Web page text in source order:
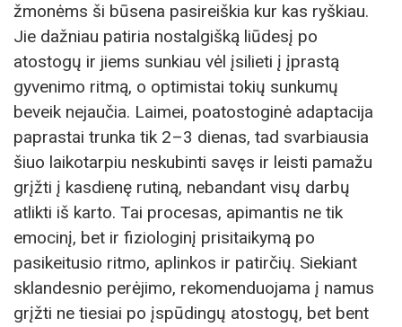
žmonėms ši būsena pasireiškia kur kas ryškiau.
Jie dažniau patiria nostalgišką liūdesį po
atostogų ir jiems sunkiau vėl įsilieti į įprastą
gyvenimo ritmą, o optimistai tokių sunkumų
beveik nejaučia. Laimei, poatostoginė adaptacija
paprastai trunka tik 2–3 dienas, tad svarbiausia
šiuo laikotarpiu neskubinti savęs ir leisti pamažu
grįžti į kasdienę rutiną, nebandant visų darbų
atlikti iš karto. Tai procesas, apimantis ne tik
emocinį, bet ir fiziologinį prisitaikymą po
pasikeitusio ritmo, aplinkos ir patirčių. Siekiant
sklandesnio perėjimo, rekomenduojama į namus
grįžti ne tiesiai po įspūdingų atostogų, bet bent